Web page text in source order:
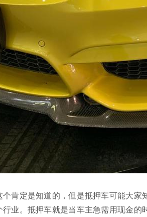
肯定是知道的，但是抵押车可能大家
业。抵押车就是当车主急需用现金的